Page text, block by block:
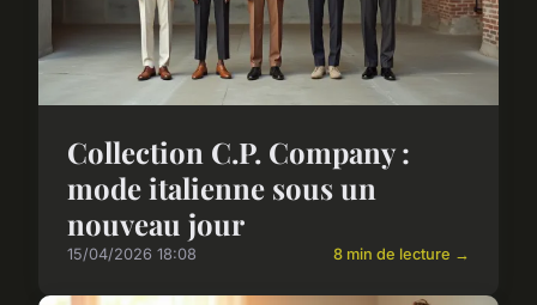
Collection C.P. Company :
mode italienne sous un
nouveau jour
15/04/2026 18:08 8 min de lecture →